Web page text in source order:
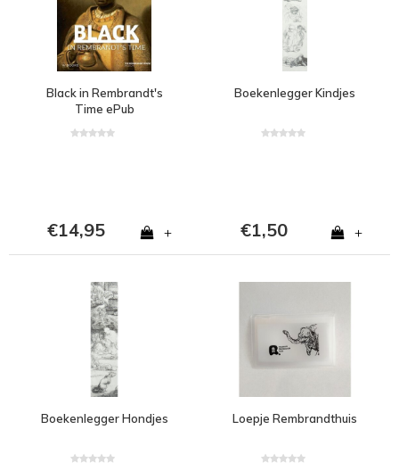
Black in Rembrandt's
Time ePub
€14,95 +
Boekenlegger Kindjes
€1,50 +
Boekenlegger Hondjes Loepje Rembrandthuis